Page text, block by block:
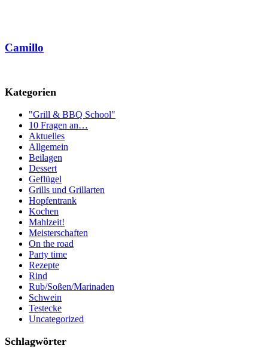
Camillo
Kategorien
"Grill & BBQ School"
10 Fragen an…
Aktuelles
Allgemein
Beilagen
Dessert
Geflügel
Grills und Grillarten
Hopfentrank
Kochen
Mahlzeit!
Meisterschaften
On the road
Party time
Rezepte
Rind
Rub/Soßen/Marinaden
Schwein
Testecke
Uncategorized
Schlagwörter